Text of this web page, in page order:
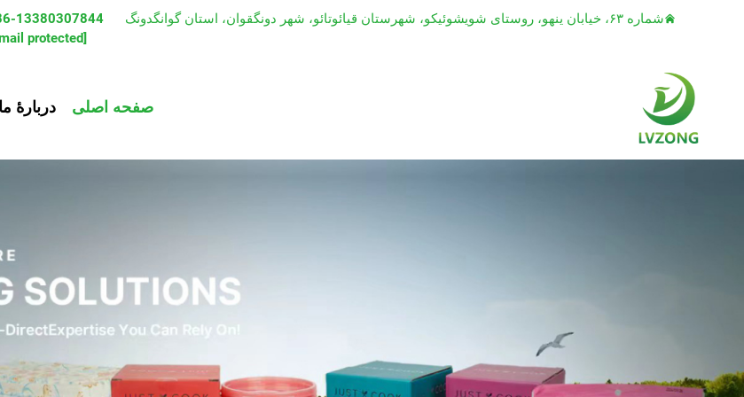
شماره ۶۳، خیابان ینهو، روستای شویشوئیکو، شهرستان قیائوتائو، شهر دونگقوان، استان گوانگدونگ
13380307844
protected]
صفحه اصلی دربارهٔ ما